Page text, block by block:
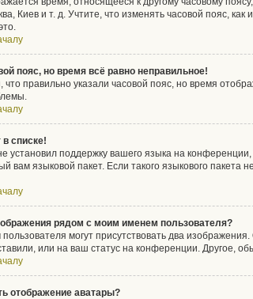
Киев и т. д. Учтите, что изменять часовой пояс,
пояс, но время всё равно неправильное!
что правильно указали часовой пояс, но время
в списке!
установил поддержку вашего языка на
вам языковой пакет. Если такого языкового
рядом с моим именем пользователя?
могут присутствовать два
или на ваш статус на конференции. Другое,
отображение аватары?